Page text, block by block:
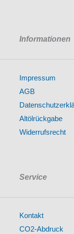
Informationen
Impressum
AGB
Altölrückgabe
Widerrufsrecht
Service
Kontakt
CO2-Abdruck